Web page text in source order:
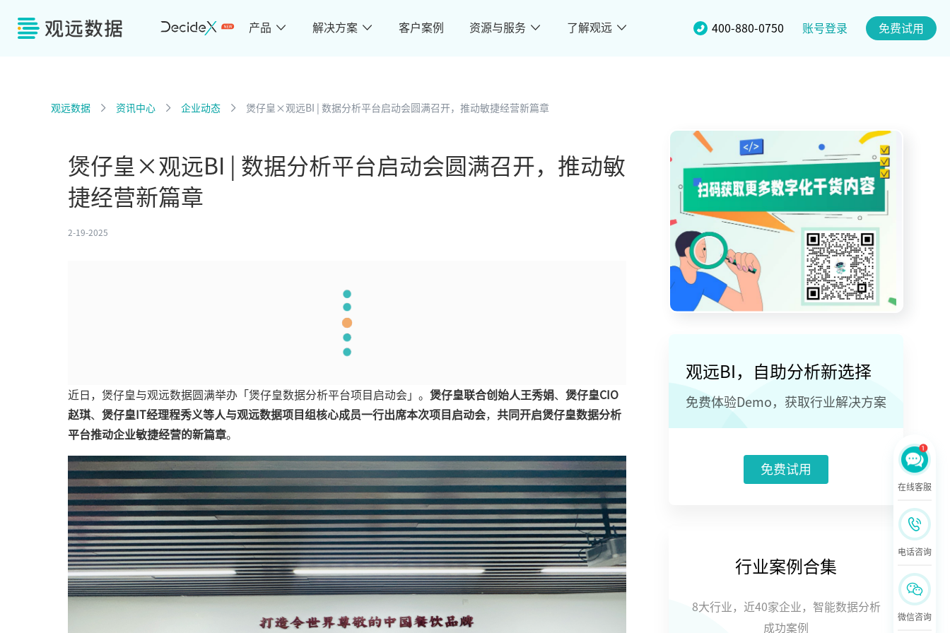
产品 解决方案 客户案例 资源与服务 了解观远 400-880-0750 账号登录 免费试用
观远数据 资讯中心 企业动态 煲仔皇×观远BI | 数据分析平台启动会圆满召开，推动敏捷经营新篇章
煲仔皇×观远BI | 数据分析平台启动会圆满召开，推动敏
捷经营新篇章
2-19-2025
近日，煲仔皇与观远数据圆满举办「煲仔皇数据分析平台项目启动会」。 煲仔皇联合创始人王秀娟、 煲仔皇CIO
赵琪、 煲仔皇IT经理程秀义等人与观远数据项目组核心成员一行出席本次项目启动会， 共同开启煲仔皇数据分析
平台推动企业敏捷经营的新篇章。
观远BI，自助分析新选择
免费体验Demo，获取行业解决方案
免费试用
行业案例合集
8大行业，近40家企业，智能数据分析
成功案例
在线客服
电话咨询
微信咨询